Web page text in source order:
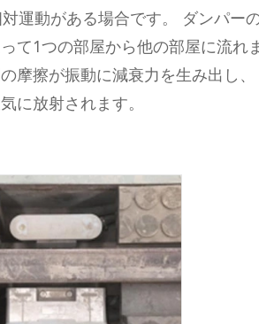
運動がある場合です。 ダンパー
て1つの部屋から他の部屋に流れ
摩擦が振動に減衰力を生み出し、
に放射されます。